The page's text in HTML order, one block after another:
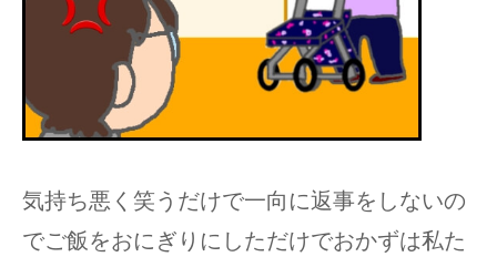
気持ち悪く笑うだけで一向に返事をしないの
でご飯をおにぎりにしただけでおかずは私た